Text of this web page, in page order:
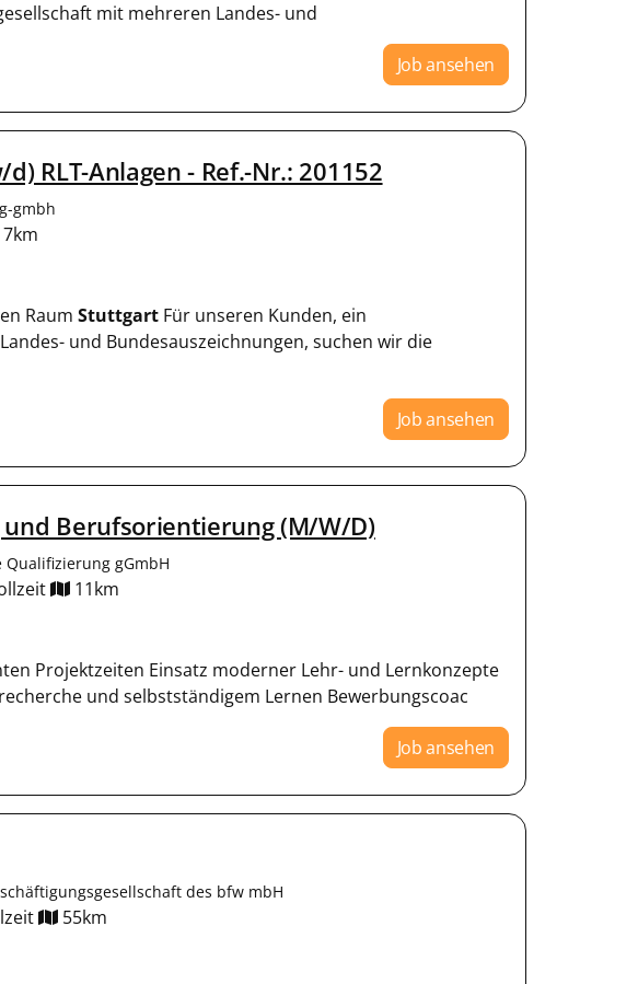
mit mehreren Landes- und
Job ansehen
RLT-Anlagen - Ref.-Nr.: 201152
gmbh
7km
Raum Stuttgart Für unseren Kunden, ein
und Bundesauszeichnungen, suchen wir die
Job ansehen
Berufsorientierung (M/W/D)
gGmbH
11km
Projektzeiten Einsatz moderner Lehr- und Lernkonzepte
und selbstständigem Lernen Bewerbungscoac
Job ansehen
des bfw mbH
55km